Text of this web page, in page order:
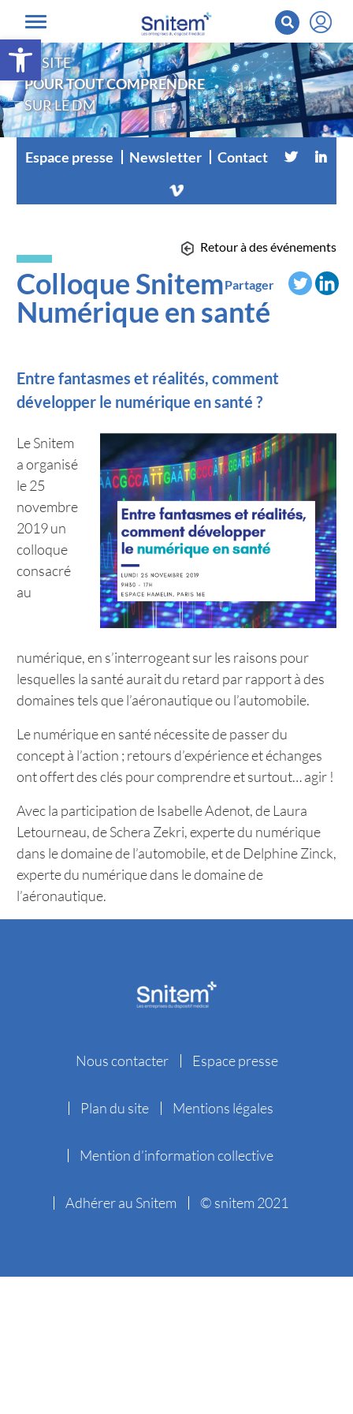
Ouvrir la barre d’outils
LE SITE
POUR TOUT COMPRENDRE
SUR LE DM
Espace presse Newsletter Contact
Colloque Snitem
Numérique en santé
Retour à des événements
Partager
Entre fantasmes et réalités, comment
développer le numérique en santé ?
Le Snitem
a organisé
le 25
novembre
2019 un
colloque
consacré
au
numérique, en s’interrogeant sur les raisons pour
lesquelles la santé aurait du retard par rapport à des
domaines tels que l’aéronautique ou l’automobile.
Le numérique en santé nécessite de passer du
concept à l’action ; retours d’expérience et échanges
ont offert des clés pour comprendre et surtout… agir !
Avec la participation de Isabelle Adenot, de Laura
Letourneau, de Schera Zekri, experte du numérique
dans le domaine de l’automobile, et de Delphine Zinck,
experte du numérique dans le domaine de
l’aéronautique.
Nous contacter Espace presse
Plan du site Mentions légales
Mention d’information collective
Adhérer au Snitem © snitem 2021